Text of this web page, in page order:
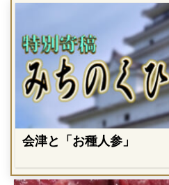
会津と「お種人参」